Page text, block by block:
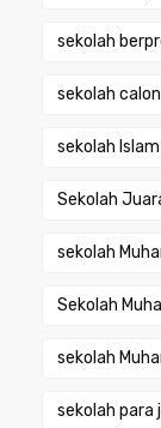
sekolah
sekolah
sekolah
Sekolah
sekolah
Sekolah
sekolah
sekolah para